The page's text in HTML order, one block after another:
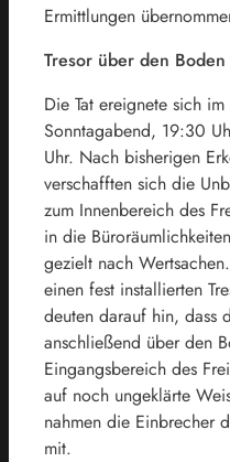
Ermittlungen
Tresor über den
Die Tat ereignete sich
Sonntagabend, 19:30
Uhr. Nach bisherigen
verschafften sich die
zum Innenbereich des
in die
gezielt nach
einen fest installierten
deuten darauf hin, dass
anschließend über den
Eingangsbereich des
auf noch ungeklärte
nahmen die Einbrecher
mit.